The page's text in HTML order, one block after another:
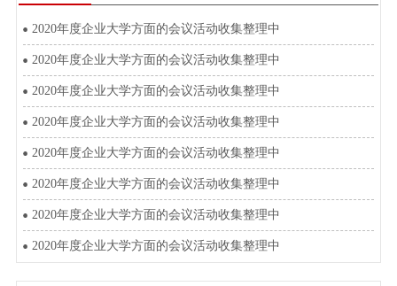
2020年度企业大学方面的会议活动收集整理中
2020年度企业大学方面的会议活动收集整理中
2020年度企业大学方面的会议活动收集整理中
2020年度企业大学方面的会议活动收集整理中
2020年度企业大学方面的会议活动收集整理中
2020年度企业大学方面的会议活动收集整理中
2020年度企业大学方面的会议活动收集整理中
2020年度企业大学方面的会议活动收集整理中